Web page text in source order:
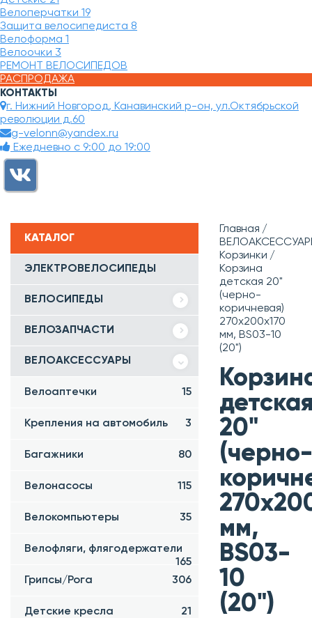
Велоперчатки 19
Защита велосипедиста 8
Велоформа 1
Велоочки 3
РЕМОНТ ВЕЛОСИПЕДОВ
РАСПРОДАЖА
КОНТАКТЫ
г. Нижний Новгород, Канавинский р-он, ул.Октябрьской
революции д.60
g-velonn@yandex.ru
Ежедневно с 9:00 до 19:00
КАТАЛОГ
ЭЛЕКТРОВЕЛОСИПЕДЫ
ВЕЛОСИПЕДЫ
ВЕЛОЗАПЧАСТИ
ВЕЛОАКСЕССУАРЫ
Велоаптечки 15
Крепления на автомобиль 3
Багажники 80
Велонасосы 115
Велокомпьютеры 35
Велофляги, флягодержатели
165
Грипсы/Рога
306
Детские кресла 21
Главная
Корзинки
Корзина
детская 20"
(черно-
коричневая)
270х200х170
мм, BS03-10
(20")
20"
(черно-
мм,
BS03-
10
(20")